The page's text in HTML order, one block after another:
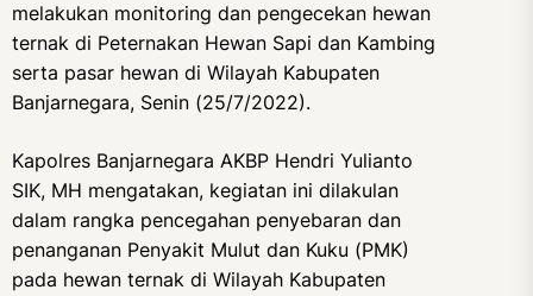
melakukan monitoring dan pengecekan hewan
ternak di Peternakan Hewan Sapi dan Kambing
serta pasar hewan di Wilayah Kabupaten
Banjarnegara, Senin (25/7/2022).
Kapolres Banjarnegara AKBP Hendri Yulianto
SIK, MH mengatakan, kegiatan ini dilakulan
dalam rangka pencegahan penyebaran dan
penanganan Penyakit Mulut dan Kuku (PMK)
pada hewan ternak di Wilayah Kabupaten